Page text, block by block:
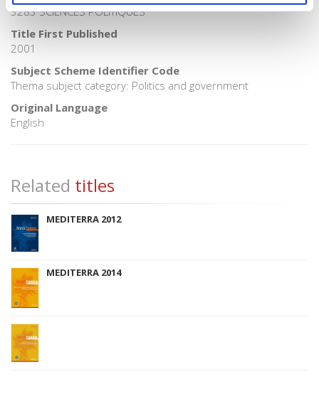
3283 SCIENCES POLITIQUES
Title First Published
2001
Subject Scheme Identifier Code
Thema subject category: Politics and government
Original Language
English
Related titles
MEDITERRA 2012
MEDITERRA 2014